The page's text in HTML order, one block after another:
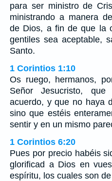
para ser ministro de
ministrando a manera
de Dios, a fin de que la
gentiles sea aceptable,
Santo.
1 Corintios 1:10
Os ruego, hermanos,
Señor Jesucristo,
acuerdo, y que no haya
sino que estéis
sentir y en un mismo
1 Corintios 6:20
Pues por precio habéis
glorificad a Dios en
espíritu, los cuales son